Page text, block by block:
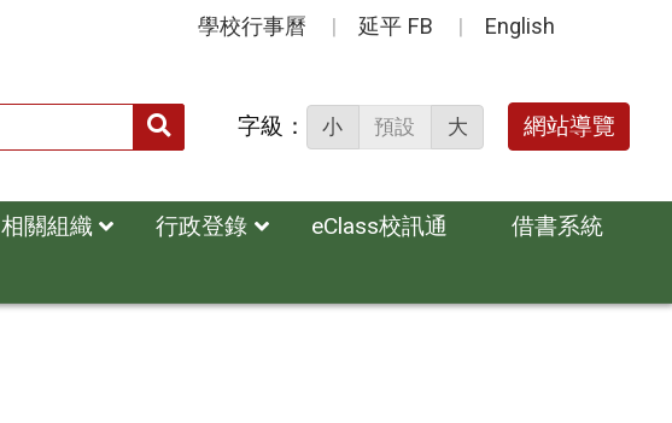
學校行事曆 延平 FB English
送出 字級： 小 預設 大 網站導覽
相關組織 行政登錄 eClass校訊通
借書系統